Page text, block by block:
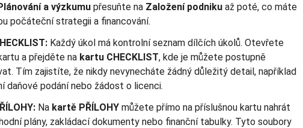
a výzkumu přesuňte na Založení podniku až poté, co máte
počáteční strategii a financování.
Každý úkol má kontrolní seznam dílčích úkolů. Otevřete
a přejděte na kartu CHECKLIST, kde je můžete postupně
Tím zajistíte, že nikdy nevynecháte žádný důležitý detail, například
daňové podání nebo žádost o licenci.
Na kartě PŘÍLOHY můžete přímo na příslušnou kartu nahrát
plány, zakládací dokumenty nebo finanční tabulky. Tyto soubory